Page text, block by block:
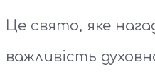
Це свято, яке
важливість